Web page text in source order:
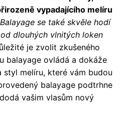
vypadajícího melíru
Balayage se také skvěle hodí
dlouhých vlnitých loken
je zvolit zkušeného
balayage ovládá a dokáže
melíru, které vám budou
balayage podtrhne
vašim vlasům nový